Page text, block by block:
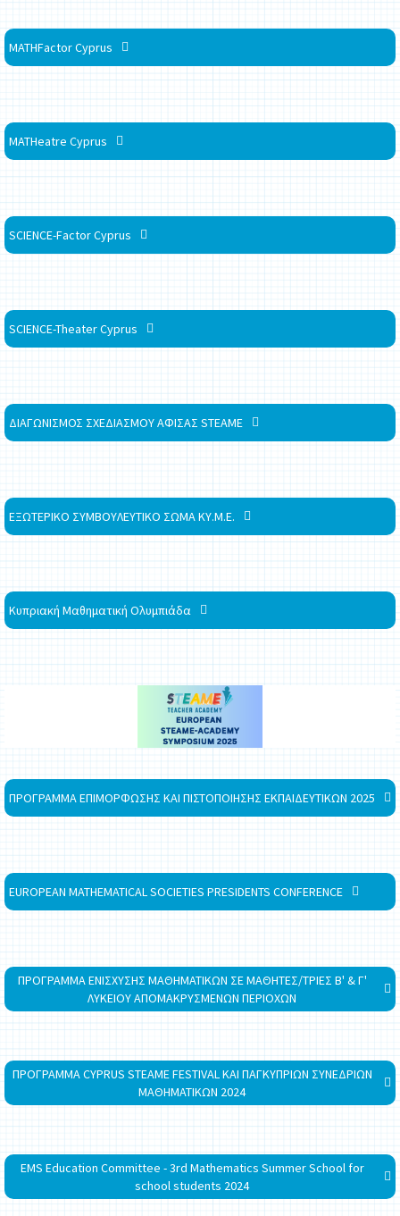
MATHFactor Cyprus
MATHeatre Cyprus
SCIENCE-Factor Cyprus
SCIENCE-Theater Cyprus
ΔΙΑΓΩΝΙΣΜΟΣ ΣΧΕΔΙΑΣΜΟΥ ΑΦΙΣΑΣ STEAME
ΕΞΩΤΕΡΙΚΟ ΣΥΜΒΟΥΛΕΥΤΙΚΟ ΣΩΜΑ ΚΥ.Μ.Ε.
Κυπριακή Μαθηματική Ολυμπιάδα
ΠΡΟΓΡΑΜΜΑ ΕΠΙΜΟΡΦΩΣΗΣ ΚΑΙ ΠΙΣΤΟΠΟΙΗΣΗΣ ΕΚΠΑΙΔΕΥΤΙΚΩΝ 2025
EUROPEAN MATHEMATICAL SOCIETIES PRESIDENTS CONFERENCE
ΠΡΟΓΡΑΜΜΑ ΕΝΙΣΧΥΣΗΣ ΜΑΘΗΜΑΤΙΚΩΝ ΣΕ ΜΑΘΗΤΕΣ/ΤΡΙΕΣ Β' & Γ'
ΛΥΚΕΙΟΥ ΑΠΟΜΑΚΡΥΣΜΕΝΩΝ ΠΕΡΙΟΧΩΝ
ΠΡΟΓΡΑΜΜΑ CYPRUS STEAME FESTIVAL ΚΑΙ ΠΑΓΚΥΠΡΙΩΝ ΣΥΝΕΔΡΙΩΝ
ΜΑΘΗΜΑΤΙΚΩΝ 2024
EMS Education Committee - 3rd Mathematics Summer School for
school students 2024